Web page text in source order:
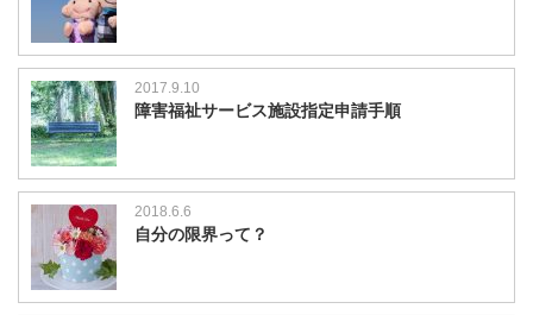
2017.9.10
障害福祉サービス施設指定申請手順
2018.6.6
自分の限界って？